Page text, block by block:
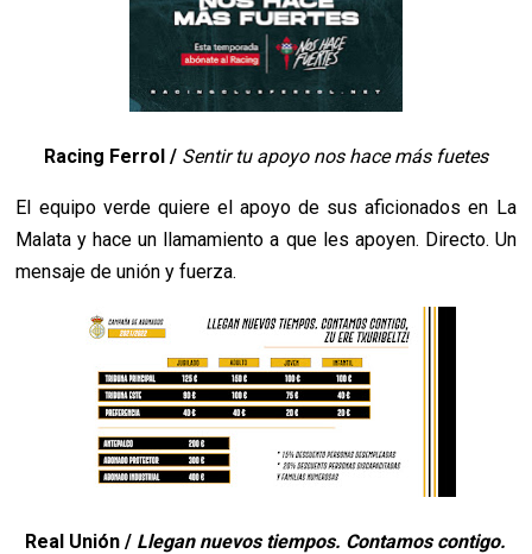
Racing Ferrol / Sentir tu apoyo nos hace más fuetes
El equipo verde quiere el apoyo de sus aficionados en La
Malata y hace un llamamiento a que les apoyen. Directo. Un
mensaje de unión y fuerza.
Real Unión / Llegan nuevos tiempos. Contamos contigo.